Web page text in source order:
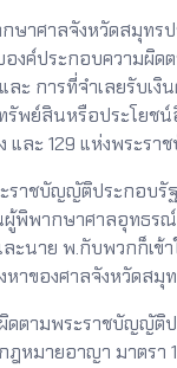
าลจังหวัดสมุทรปร
งค์ประกอบความผิ
ะ การที่จำเลยรับเ
พย์สินหรือประโยชน์
และ 129 แห่งพระ
ญญัติประกอบรัฐธร
ผู้พิพากษาศาลอุทธร
ะนาย พ.กับพวกก็เข้
าของศาลจังหวัดสมุ
มพระราชบัญญัติประ
กฎหมายอาญา มาต